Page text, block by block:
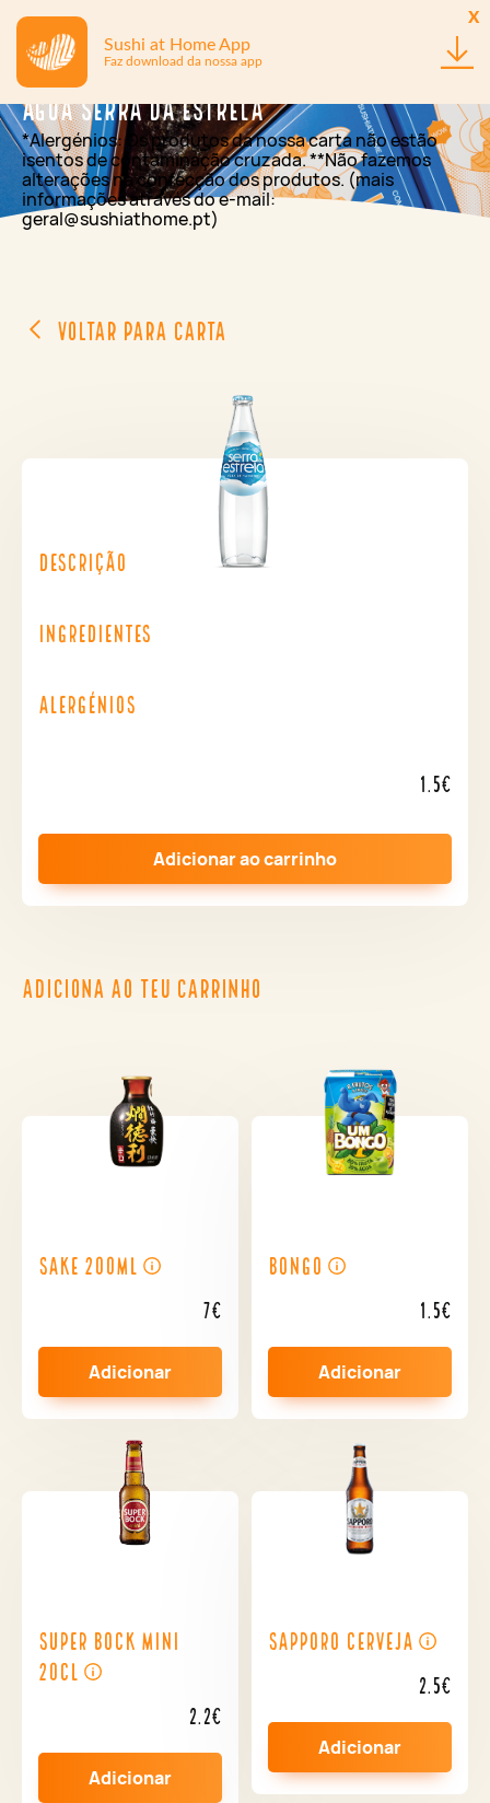
Água Serra da Estrela
*Alergénios: Os produtos da nossa carta não estão
isentos de contaminação cruzada. **Não fazemos
alterações na confecção dos produtos. (mais
informações através do e-mail:
geral@sushiathome.pt)
Voltar para Carta
Descrição
Ingredientes
Alergénios
1.5€
Adicionar ao carrinho
ADICIONA AO TEU CARRINHO
Sake 200ml
7€
Adicionar
Bongo
1.5€
Adicionar
Super Bock Mini
20cl
2.2€
Adicionar
Sapporo Cerveja
2.5€
Adicionar
Sushi at Home App
Faz download da nossa app
x